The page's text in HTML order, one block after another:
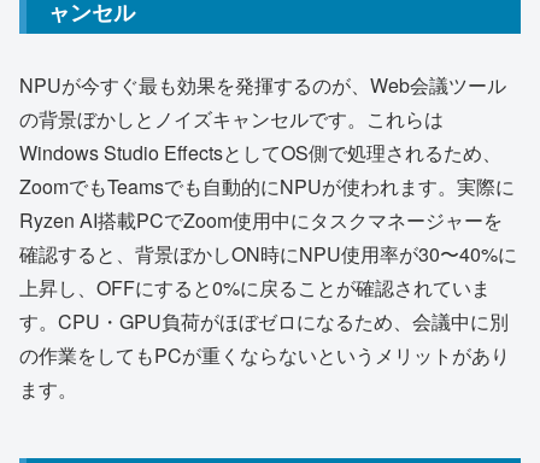
ャンセル
NPUが今すぐ最も効果を発揮するのが、Web会議ツール
の背景ぼかしとノイズキャンセルです。これらは
Windows Studio EffectsとしてOS側で処理されるため、
ZoomでもTeamsでも自動的にNPUが使われます。実際に
Ryzen AI搭載PCでZoom使用中にタスクマネージャーを
確認すると、背景ぼかしON時にNPU使用率が30〜40%に
上昇し、OFFにすると0%に戻ることが確認されていま
す。CPU・GPU負荷がほぼゼロになるため、会議中に別
の作業をしてもPCが重くならないというメリットがあり
ます。